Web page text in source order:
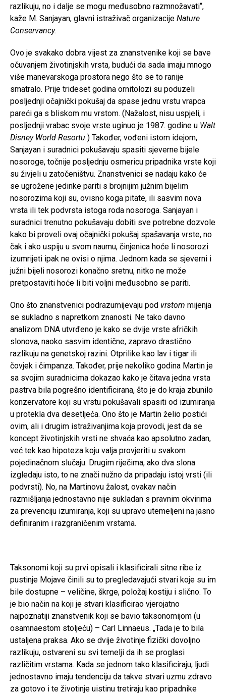
razlikuju, no i dalje se mogu međusobno razmnožavati“,
kaže M. Sanjayan, glavni istraživač organizacije Nature
Conservancy.
Ovo je svakako dobra vijest za znanstvenike koji se bave
očuvanjem životinjskih vrsta, budući da sada imaju mnogo
više manevarskoga prostora nego što se to ranije
smatralo. Prije trideset godina ornitolozi su poduzeli
posljednji očajnički pokušaj da spase jednu vrstu vrapca
pareći ga s bliskom mu vrstom. (Nažalost, nisu uspjeli, i
posljednji vrabac svoje vrste uginuo je 1987. godine u Walt
Disney World Resortu.) Također, vođeni istom idejom,
Sanjayan i suradnici pokušavaju spasiti sjeverne bijele
nosoroge, točnije posljednju osmericu pripadnika vrste koji
su živjeli u zatočeništvu. Znanstvenici se nadaju kako će
se ugrožene jedinke pariti s brojnijim južnim bijelim
nosorozima koji su, ovisno koga pitate, ili sasvim nova
vrsta ili tek podvrsta istoga roda nosoroga. Sanjayan i
suradnici trenutno pokušavaju dobiti sve potrebne dozvole
kako bi proveli ovaj očajnički pokušaj spašavanja vrste, no
čak i ako uspiju u svom naumu, činjenica hoće li nosorozi
izumrijeti ipak ne ovisi o njima. Jednom kada se sjeverni i
južni bijeli nosorozi konačno sretnu, nitko ne može
pretpostaviti hoće li biti voljni međusobno se pariti.
Ono što znanstvenici podrazumijevaju pod vrstom mijenja
se sukladno s napretkom znanosti. Ne tako davno
analizom DNA utvrđeno je kako se dvije vrste afričkih
slonova, naoko sasvim identične, zapravo drastično
razlikuju na genetskoj razini. Otprilike kao lav i tigar ili
čovjek i čimpanza. Također, prije nekoliko godina Martin je
sa svojim suradnicima dokazao kako je čitava jedna vrsta
pastrva bila pogrešno identificirana, što je do kraja zbunilo
konzervatore koji su vrstu pokušavali spasiti od izumiranja
u protekla dva desetljeća. Ono što je Martin želio postići
ovim, ali i drugim istraživanjima koja provodi, jest da se
koncept životinjskih vrsti ne shvaća kao apsolutno zadan,
već tek kao hipoteza koju valja provjeriti u svakom
pojedinačnom slučaju. Drugim riječima, ako dva slona
izgledaju isto, to ne znači nužno da pripadaju istoj vrsti (ili
podvrsti). No, na Martinovu žalost, ovakav način
razmišljanja jednostavno nije sukladan s pravnim okvirima
za prevenciju izumiranja, koji su upravo utemeljeni na jasno
definiranim i razgraničenim vrstama.
Taksonomi koji su prvi opisali i klasificirali sitne ribe iz
pustinje Mojave činili su to pregledavajući stvari koje su im
bile dostupne – veličine, škrge, položaj kostiju i slično. To
je bio način na koji je stvari klasificirao vjerojatno
najpoznatiji znanstvenik koji se bavio taksonomijom (u
osamnaestom stoljeću) – Carl Linnaeus. „Tada je to bila
ustaljena praksa. Ako se dvije životinje fizički dovoljno
razlikuju, ostvareni su svi temelji da ih se proglasi
različitim vrstama. Kada se jednom tako klasificiraju, ljudi
jednostavno imaju tendenciju da takve stvari uzmu zdravo
za gotovo i te životinje uistinu tretiraju kao pripadnike